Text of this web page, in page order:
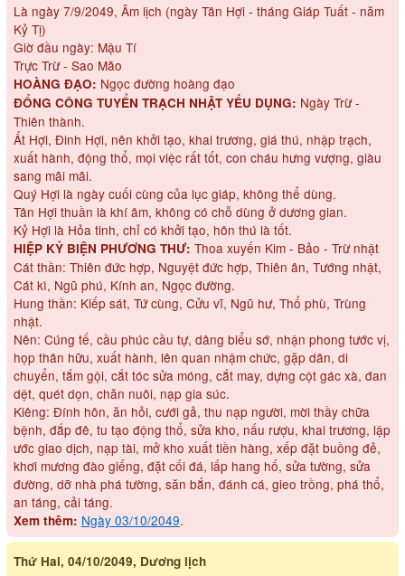
Là ngày 7/9/2049, Âm lịch (ngày Tân Hợi - tháng Giáp Tuất - năm
Kỷ Tị)
Giờ đầu ngày: Mậu Tí
Trực Trừ - Sao Mão
HOÀNG ĐẠO: Ngọc đường hoàng đạo
ĐỔNG CÔNG TUYỂN TRẠCH NHẬT YẾU DỤNG: Ngày Trừ -
Thiên thành.
Ất Hợi, Đinh Hợi, nên khởi tạo, khai trương, giá thú, nhập trạch,
xuất hành, động thổ, mọi việc rất tốt, con cháu hưng vượng, giàu
sang mãi mãi.
Quý Hợi là ngày cuối cùng của lục giáp, không thể dùng.
Tân Hợi thuần là khí âm, không có chỗ dùng ở dương gian.
Kỷ Hợi là Hỏa tinh, chỉ có khởi tạo, hôn thú là tốt.
HIỆP KỶ BIỆN PHƯƠNG THƯ: Thoa xuyến Kim - Bảo - Trừ nhật
Cát thần: Thiên đức hợp, Nguyệt đức hợp, Thiên ân, Tướng nhật,
Cát kì, Ngũ phú, Kính an, Ngọc đường.
Hung thần: Kiếp sát, Tứ cùng, Cửu vĩ, Ngũ hư, Thổ phù, Trùng
nhật.
Nên: Cúng tế, cầu phúc cầu tự, dâng biểu sớ, nhận phong tước vị,
họp thân hữu, xuất hành, lên quan nhậm chức, gặp dân, di
chuyển, tắm gội, cắt tóc sửa móng, cắt may, dựng cột gác xà, đan
dệt, quét dọn, chăn nuôi, nạp gia súc.
Kiêng: Đính hôn, ăn hỏi, cưới gả, thu nạp người, mời thầy chữa
bệnh, đắp đê, tu tạo động thổ, sửa kho, nấu rượu, khai trương, lập
ước giao dịch, nạp tài, mở kho xuất tiền hàng, xếp đặt buồng đẻ,
khơi mương đào giếng, đặt cối đá, lấp hang hố, sửa tường, sửa
đường, dỡ nhà phá tường, săn bắn, đánh cá, gieo trồng, phá thổ,
an táng, cải táng.
Xem thêm: Ngày 03/10/2049.
Thứ Hai, 04/10/2049, Dương lịch